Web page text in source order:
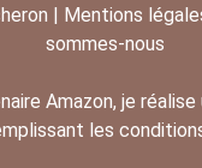
| Mentions
sommes-nous
Amazon, je
les